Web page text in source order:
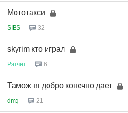
Мототакси
SIBS 32
skyrim кто играл
Рэтчит 6
Таможня добро конечно дает
dmq 21